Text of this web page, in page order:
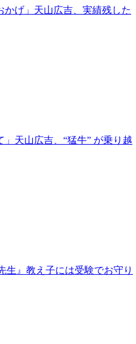
かげ」天山広吉、実績残した
」天山広吉、“猛牛” が乗り越
生』教え子には受験でお守り